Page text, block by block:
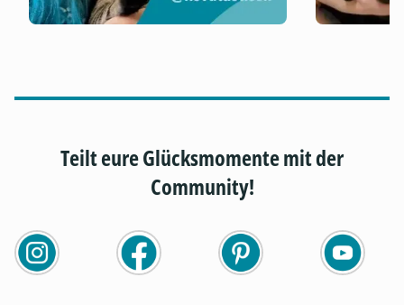
Teilt eure Glücksmomente mit der
Community!